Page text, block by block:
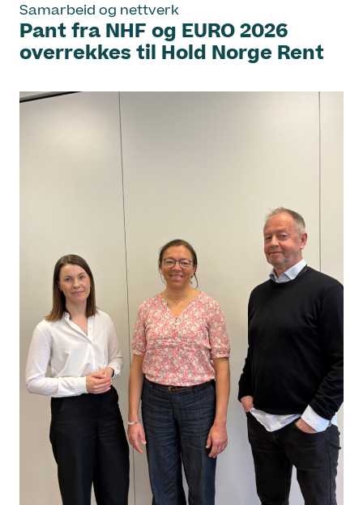
Samarbeid og nettverk
Pant fra NHF og EURO 2026
overrekkes til Hold Norge Rent